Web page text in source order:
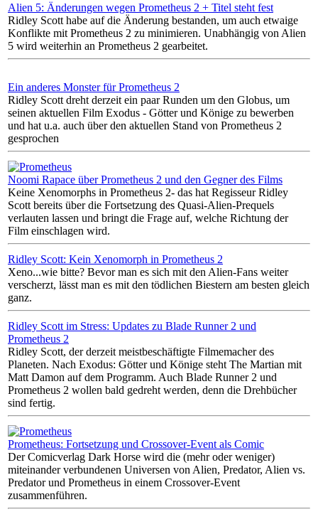
Alien 5: Änderungen wegen Prometheus 2 + Titel steht fest
Ridley Scott habe auf die Änderung bestanden, um auch etwaige
Konflikte mit Prometheus 2 zu minimieren. Unabhängig von Alien
5 wird weiterhin an Prometheus 2 gearbeitet.
Ein anderes Monster für Prometheus 2
Ridley Scott dreht derzeit ein paar Runden um den Globus, um
seinen aktuellen Film Exodus - Götter und Könige zu bewerben
und hat u.a. auch über den aktuellen Stand von Prometheus 2
gesprochen
Noomi Rapace über Prometheus 2 und den Gegner des Films
Keine Xenomorphs in Prometheus 2- das hat Regisseur Ridley
Scott bereits über die Fortsetzung des Quasi-Alien-Prequels
verlauten lassen und bringt die Frage auf, welche Richtung der
Film einschlagen wird.
Ridley Scott: Kein Xenomorph in Prometheus 2
Xeno...wie bitte? Bevor man es sich mit den Alien-Fans weiter
verscherzt, lässt man es mit den tödlichen Biestern am besten gleich
ganz.
Ridley Scott im Stress: Updates zu Blade Runner 2 und
Prometheus 2
Ridley Scott, der derzeit meistbeschäftigte Filmemacher des
Planeten. Nach Exodus: Götter und Könige steht The Martian mit
Matt Damon auf dem Programm. Auch Blade Runner 2 und
Prometheus 2 wollen bald gedreht werden, denn die Drehbücher
sind fertig.
Prometheus: Fortsetzung und Crossover-Event als Comic
Der Comicverlag Dark Horse wird die (mehr oder weniger)
miteinander verbundenen Universen von Alien, Predator, Alien vs.
Predator und Prometheus in einem Crossover-Event
zusammenführen.